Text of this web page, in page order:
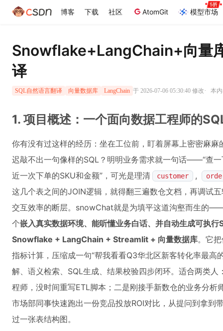
博客 下载 社区 AtomGit 模型市场
Snowflake+LangChain+向量
译
SQL自然语言翻译 向量数据库 LangChain 于 2026-07-06 05:30:40 修改· 本
1. 项目概述：一个面向数据工程师的
你有没有过这样的经历：坐在工位前，盯着屏幕上密密麻
迟敲不出一句像样的SQL？明明业务需求就一句话——“查
近一次下单的SKU和金额”，可光是理清
customer ,
这几个表之间的JOIN逻辑，就得翻三遍数仓文档，再调试
交互效率的断层。snowChat就是为填平这道沟壑而生的
个嵌入真实数据环境、能听懂业务白话、并自动生成可执行
Snowflake + LangChain + Streamlit + 向量数据库。它
指标计算，压缩成一句“帮我看看Q3华北区新客转化率最高
解、语义检索、SQL生成、结果校验四步闭环。适合两类
程师，没时间重写ETL脚本；二是刚接手新数仓的业务分析
市场部同事快速跑出一份竞品投放ROI对比，从提问到拿到
过一张表结构图。